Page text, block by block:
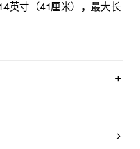
英寸（41厘米），最大长